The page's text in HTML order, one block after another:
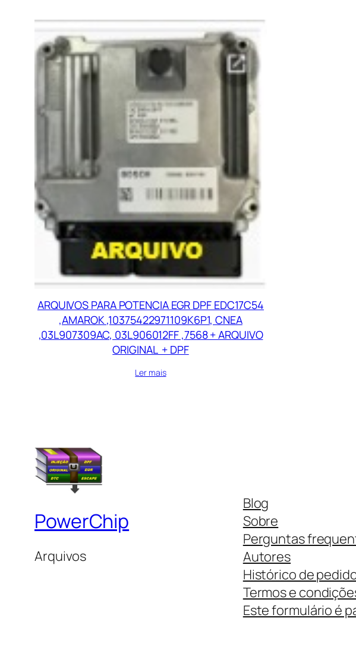
ARQUIVOS PARA POTENCIA EGR DPF EDC17C54
,AMAROK ,10375422971109K6P1, CNEA
,03L907309AC, 03L906012FF ,7568 + ARQUIVO
ORIGINAL + DPF
Ler mais
PowerChip
Arquivos
Blog
Sobre
Perguntas
Autores
Histórico de
Termos e
Este formulário é